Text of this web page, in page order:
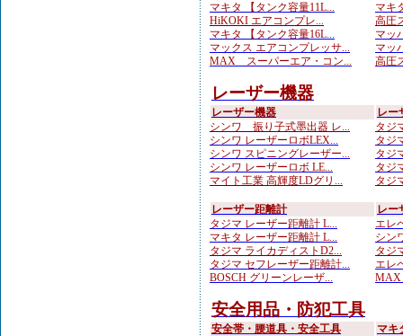
マキタ 【タンク容量11L...
HiKOKI エアコンプレ...
マキタ 【タンク容量16L...
マックス エアコンプレッサ...
MAX スーパーエア・コン...
マキ
高圧
マッ
マッ
高圧
レーザー機器
レーザー機器
シンワ 振り子式墨出器 レ...
シンワ レーザーロボLEX...
シンワ スピニングレーザー...
シンワ レーザーロボ LE...
マイト工業 高輝度LDグリ...
レー
タジ
タジ
タジ
タジ
タジ
レーザー距離計
タジマ レーザー距離計 L...
マキタ レーザー距離計 L...
タジマ ライカディストD2...
タジマ セフレーザー距離計...
BOSCH グリーンレーザ...
レー
エレ
シン
タジ
エレ
安全用品・防犯工具
安全帯・腰道具・安全工具
マキ